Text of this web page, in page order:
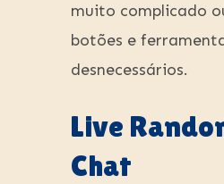
muito complicado
botões e
desnecessários.
Live
Chat